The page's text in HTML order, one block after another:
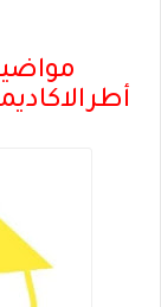
أطرالاكاديميات